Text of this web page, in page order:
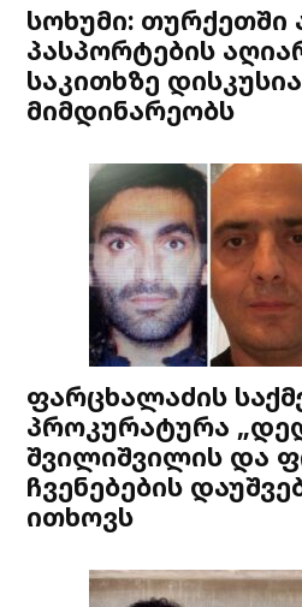
სოხუმი: თურქეთში
პასპორტების
საკითხზე დისკუსია
მიმდინარეობს
ფარცხალაძის
პროკურატურა
შვილიშვილის და
ჩვენებების
ითხოვს